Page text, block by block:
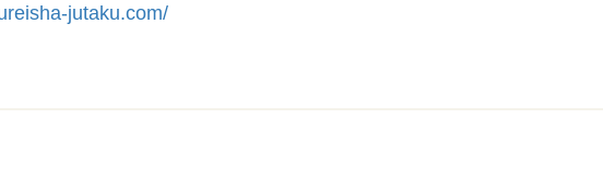
jutaku.com/